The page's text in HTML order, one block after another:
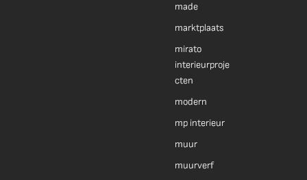
made
marktplaats
mirato
interieurproje
cten
modern
mp interieur
muur
muurverf